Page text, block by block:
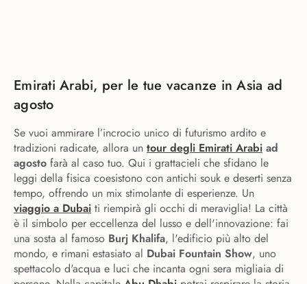
Emirati Arabi, per le tue vacanze in Asia ad
agosto
Se vuoi ammirare l’incrocio unico di futurismo ardito e
tradizioni radicate, allora un tour degli Emirati Arabi ad
agosto farà al caso tuo. Qui i grattacieli che sfidano le
leggi della fisica coesistono con antichi souk e deserti senza
tempo, offrendo un mix stimolante di esperienze. Un
viaggio a Dubai ti riempirà gli occhi di meraviglia! La città
è il simbolo per eccellenza del lusso e dell'innovazione: fai
una sosta al famoso Burj Khalifa, l'edificio più alto del
mondo, e rimani estasiato al Dubai Fountain Show, uno
spettacolo d'acqua e luci che incanta ogni sera migliaia di